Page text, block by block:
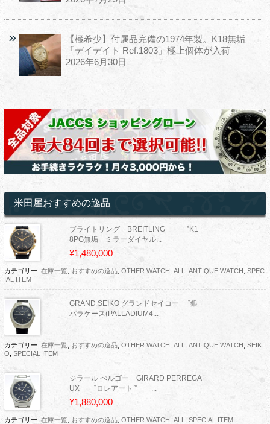
【極希少】付属品完備の1974年製。K18無垢
「デイデイト Ref.1803」極上個体が入荷
2026年6月30日
米田屋おすすめの逸品
ブライトリング BREITLING ”K1
8PG無垢 ミラーダイヤル...
¥1,480,000
カテゴリー: 在庫一覧, おすすめの逸品, OTHER WATCH ALL ANTIQUE WATCH SPEC
IAL ITEM
GRAND SEIKO グランドセイコー ”銀
パラケース(PALLADIUM4...
カテゴリー: 在庫一覧, おすすめの逸品, OTHER WATCH ALL ANTIQUE WATCH SEIK
O SPECIAL ITEM
ジラール ぺルゴー GIRARD PERREGA
UX ”ロレアート ” ...
¥1,880,000
カテゴリー: 在庫一覧, おすすめの逸品, OTHER WATCH ALL SPECIAL ITEM